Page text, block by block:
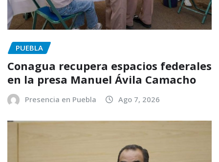
PUEBLA
Conagua recupera espacios federales
en la presa Manuel Ávila Camacho
Presencia en Puebla Ago 7, 2026